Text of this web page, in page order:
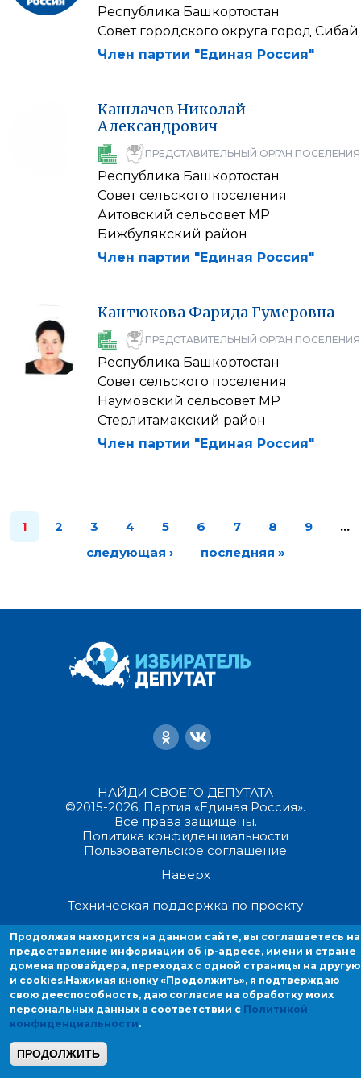
Республика Башкортостан
Совет городского округа город Сибай
Член партии "Единая Россия"
Кашлачев Николай
Александрович
ПРЕДСТАВИТЕЛЬНЫЙ ОРГАН ПОСЕЛЕНИЯ
Республика Башкортостан
Совет сельского поселения
Аитовский сельсовет МР
Бижбулякский район
Член партии "Единая Россия"
Кантюкова Фарида Гумеровна
ПРЕДСТАВИТЕЛЬНЫЙ ОРГАН ПОСЕЛЕНИЯ
Республика Башкортостан
Совет сельского поселения
Наумовский сельсовет МР
Стерлитамакский район
Член партии "Единая Россия"
1 2 3 4 5 6 7 8 9
…
следующая ›
последняя »
НАЙДИ СВОЕГО ДЕПУТАТА
©2015-2026, Партия «Единая Россия».
Все права защищены.
Политика конфиденциальности
Пользовательское соглашение
Наверх
Техническая поддержка по проекту
Продолжая находиться на данном сайте, вы соглашаетесь на
предоставление информации об ip-адресе, имени и стране домена
провайдера, переходах с одной страницы на другую и cookies.
Продолжая находится на данном сайте, вы соглашаетесь на
предоставление информации об ip-адресе, имени и стране
домена провайдера, переходах с одной страницы на другую
и cookies.Нажимая кнопку «Продолжить», я подтверждаю
свою дееспособность, даю согласие на обработку моих
персональных данных в соответствии с Политикой
конфиденциальности.
ПРОДОЛЖИТЬ